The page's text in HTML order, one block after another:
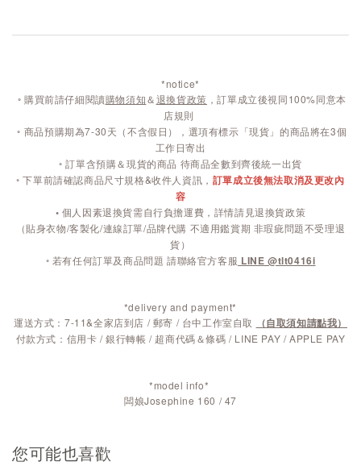
*notice*
◦ 購買前請仔細閱讀購物須知＆退換貨政策 ，訂單成立後視同100%同意本
店規則
◦ 商品預購期為7-30天（不含假日），選項有標示「現貨」的商品將在3個
工作日寄出
◦ 訂單含預購＆現貨的商品 待商品全數到齊後統一出貨
◦ 下單前請確認商品尺寸規格&收件人資訊， 訂單成立後無法取消及更改內
容
◦ 個人因素退換貨需自行負擔運費，詳情請見退換貨政策
（貼身衣物/客製化/連線訂單/品牌代購 不適用鑑賞期 非瑕疵問題不受理退
貨）
◦ 若有任何訂單及商品問題 請聯絡官方客服 LINE @tlt0416i
*delivery and payment*
運送方式：7-11&全家店到店 / 郵寄 / 台中工作室自取
（自取須知請點我）
付款方式：信用卡 / 銀行轉帳 / 超商代碼＆條碼 / LINE PAY / APPLE PAY
*model info*
闆娘Josephine 160 / 47
您可能也喜歡